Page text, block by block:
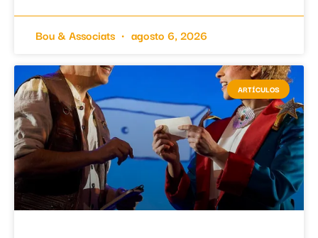
Bou & Associats agosto 6, 2026
ARTÍCULOS